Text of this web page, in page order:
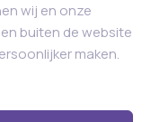
wij en onze
buiten de website
maken.